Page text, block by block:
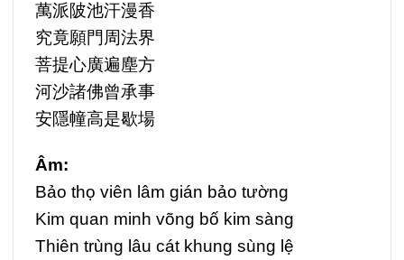
萬派陂池汗漫香
究竟願門周法界
菩提心廣遍塵方
河沙諸佛曾承事
安隱幢高是歇場
Âm:
Bảo thọ viên lâm gián bảo tường
Kim quan minh võng bố kim sàng
Thiên trùng lâu cát khung sùng lệ